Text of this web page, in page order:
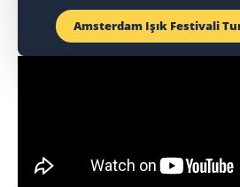
Amsterdam Işık Festivali